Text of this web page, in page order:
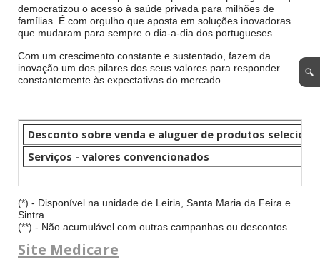
democratizou o acesso à saúde privada para milhões de
famílias. É com orgulho que aposta em soluções inovadoras
que mudaram para sempre o dia-a-dia dos portugueses.
Com um crescimento constante e sustentado, fazem da
inovação um dos pilares dos seus valores para responder
constantemente às expectativas do mercado.
Desconto sobre venda e aluguer de produtos
Serviços - valores convencionados
(*) - Disponível na unidade de Leiria, Santa Maria da Feira e
Sintra
(**) - Não acumulável com outras campanhas ou descontos
Site Medicare